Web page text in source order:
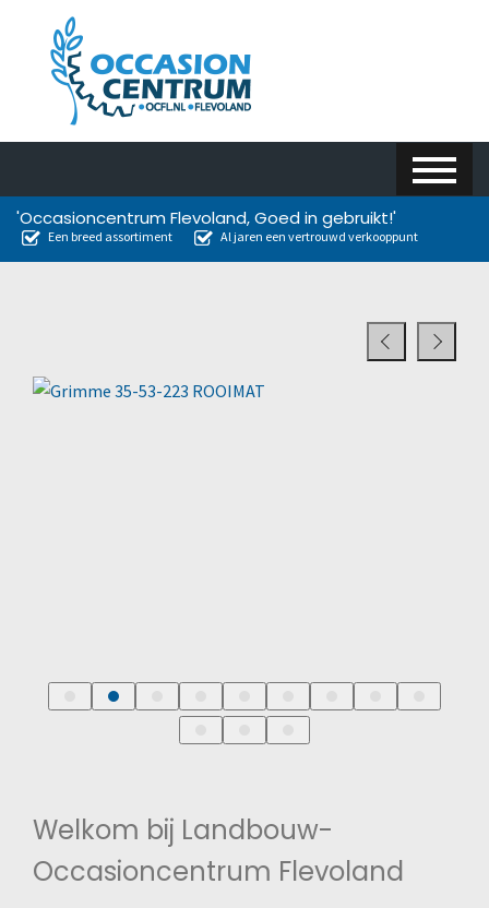
'Occasioncentrum Flevoland, Goed in gebruikt!'
Een breed assortiment Al jaren een vertrouwd verkooppunt
Welkom bij Landbouw-
Occasioncentrum Flevoland